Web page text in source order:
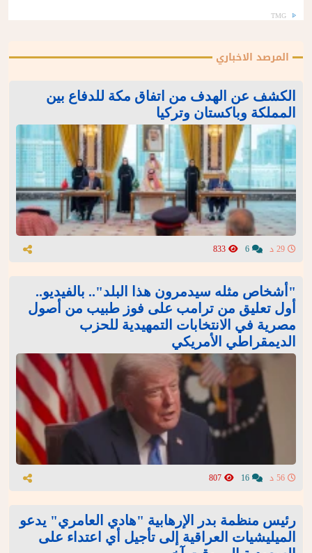
TMG
المرصد الاخباري
الكشف عن الهدف من اتفاق مكة للدفاع بين
المملكة وباكستان وتركيا
"أشخاص مثله سيدمرون هذا البلد".. بالفيديو..
أول تعليق من ترامب على فوز طبيب من أصول
مصرية في الانتخابات التمهيدية للحزب
الديمقراطي الأمريكي
رئيس منظمة بدر الإرهابية "هادي العامري" يدعو
الميليشيات العراقية إلى تأجيل أي اعتداء على